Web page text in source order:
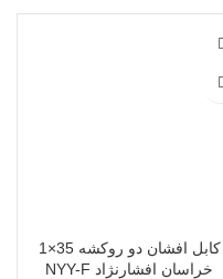
کابل افشان دو روکشه 35×1
خراسان افشارنژاد NYY-F